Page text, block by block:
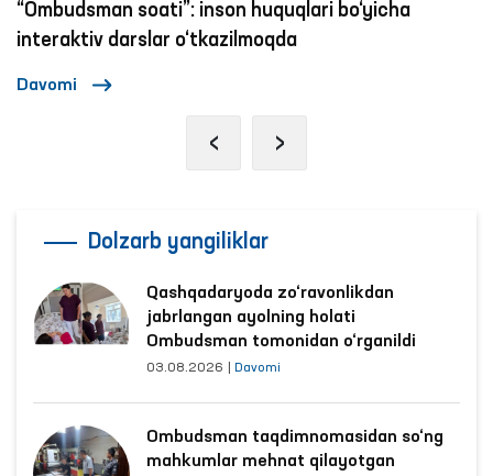
“Ombudsman soati”: inson huquqlari bo‘yicha
interaktiv darslar o‘tkazilmoqda
Davomi
‹ ›
Dolzarb yangiliklar
Qashqadaryoda zo‘ravonlikdan
jabrlangan ayolning holati
Ombudsman tomonidan o‘rganildi
03.08.2026 Davomi
Ombudsman taqdimnomasidan so‘ng
mahkumlar mehnat qilayotgan